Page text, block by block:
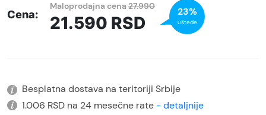
Cena:
Maloprodajna cena27.990
21.590 RSD
23%
uštede
Besplatna dostava na teritoriji Srbije
1.006 RSD na 24 mesečne rate - detaljnije